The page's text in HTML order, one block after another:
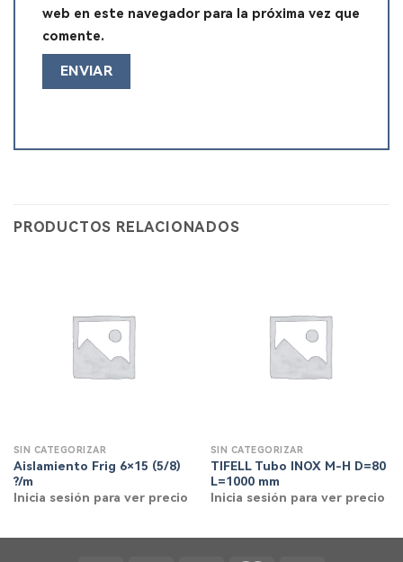
web en este navegador para la próxima vez que
comente.
PRODUCTOS RELACIONADOS
SIN CATEGORIZAR
Aislamiento Frig 6×15 (5/8)
?/m
Inicia sesión para ver precio
SIN CATEGORIZAR
TIFELL Tubo INOX M-H D=80
L=1000 mm
Inicia sesión para ver precio